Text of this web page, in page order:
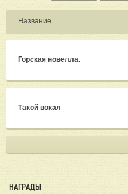
Название
Горская новелла.
Такой вокал
НАГРАДЫ